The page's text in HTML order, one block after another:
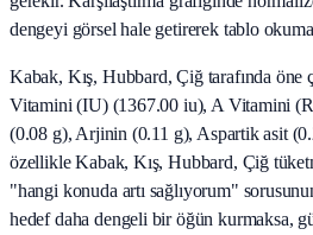
dengeyi görsel hale getirerek tablo
Kabak, Kış, Hubbard, Çiğ tarafında öne
Vitamini (IU) (1367.00 iu), A Vitamini
(0.08 g), Arjinin (0.11 g), Aspartik asit
özellikle Kabak, Kış, Hubbard, Çiğ
"hangi konuda artı sağlıyorum"
hedef daha dengeli bir öğün kurmaksa,